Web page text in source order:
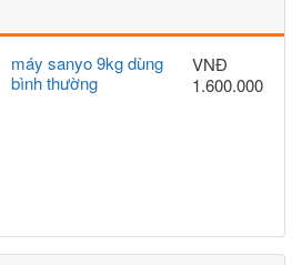
máy sanyo 9kg dùng
bình thường
VNĐ
1.600.000